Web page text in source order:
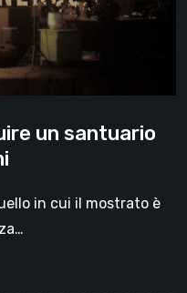
un santuario
in cui il mostrato è